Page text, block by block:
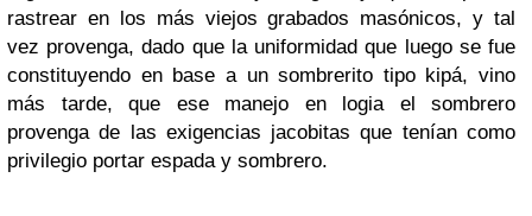
rastrear en los más viejos grabados masónicos, y tal
vez provenga, dado que la uniformidad que luego se fue
constituyendo en base a un sombrerito tipo kipá, vino
más tarde, que ese manejo en logia el sombrero
provenga de las exigencias jacobitas que tenían como
privilegio portar espada y sombrero.